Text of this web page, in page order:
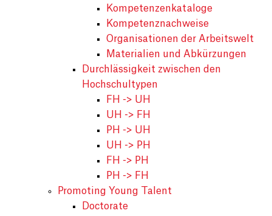
Kompetenzenkataloge
Kompetenznachweise
Organisationen der Arbeitswelt
Materialien und Abkürzungen
Durchlässigkeit zwischen den
Hochschultypen
FH -> UH
UH -> FH
PH -> UH
UH -> PH
FH -> PH
PH -> FH
Promoting Young Talent
Doctorate